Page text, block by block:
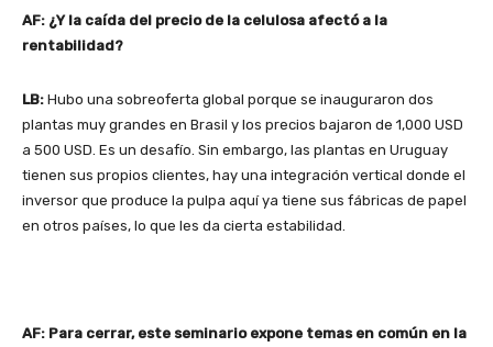
AF: ¿Y la caída del precio de la celulosa afectó a la
rentabilidad?
LB: Hubo una sobreoferta global porque se inauguraron dos
plantas muy grandes en Brasil y los precios bajaron de 1,000 USD
a 500 USD. Es un desafío. Sin embargo, las plantas en Uruguay
tienen sus propios clientes, hay una integración vertical donde el
inversor que produce la pulpa aquí ya tiene sus fábricas de papel
en otros países, lo que les da cierta estabilidad.
AF: Para cerrar, este seminario expone temas en común en la